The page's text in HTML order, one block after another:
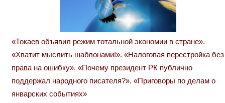
«Токаев объявил режим тотальной экономии в стране».
«Хватит мыслить шаблонами!». «Налоговая перестройка без
права на ошибку». «Почему президент РК публично
поддержал народного писателя?». «Приговоры по делам о
январских событиях»